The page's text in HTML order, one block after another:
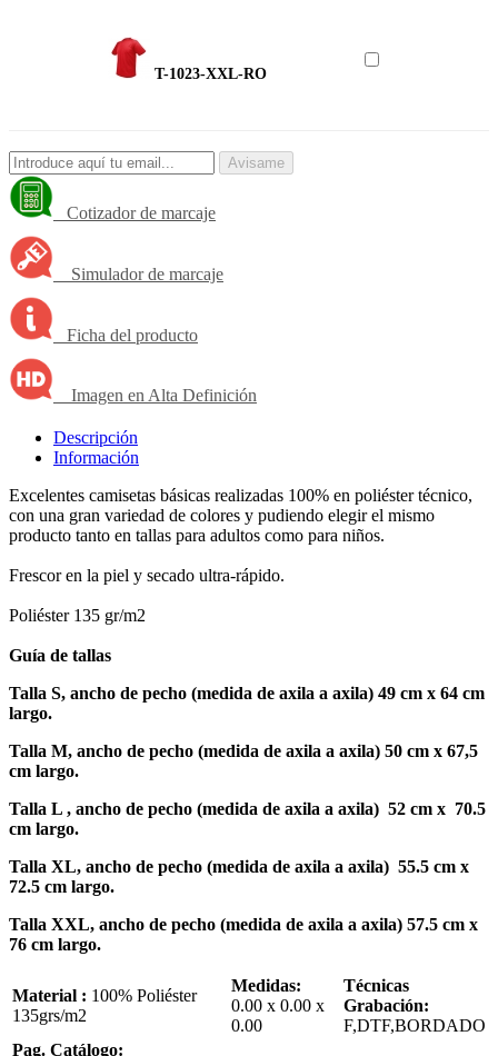
T-1023-XXL-RO
Avisame
Cotizador de marcaje
Simulador de marcaje
Ficha del producto
Imagen en Alta Definición
Descripción
Información
Excelentes camisetas básicas realizadas 100% en poliéster técnico,
con una gran variedad de colores y pudiendo elegir el mismo
producto tanto en tallas para adultos como para niños.
Frescor en la piel y secado ultra-rápido.
Poliéster 135 gr/m2
Guía de tallas
Talla S, ancho de pecho (medida de axila a axila) 49 cm x 64 cm
largo.
Talla M, ancho de pecho (medida de axila a axila) 50 cm x 67,5
cm largo.
Talla L , ancho de pecho (medida de axila a axila) 52 cm x 70.5
cm largo.
Talla XL, ancho de pecho (medida de axila a axila) 55.5 cm x
72.5 cm largo.
Talla XXL, ancho de pecho (medida de axila a axila) 57.5 cm x
76 cm largo.
Material : 100% Poliéster
135grs/m2
Medidas:
0.00 x 0.00 x
0.00
Técnicas
Grabación:
F,DTF,BORDADO
Pag. Catálogo: